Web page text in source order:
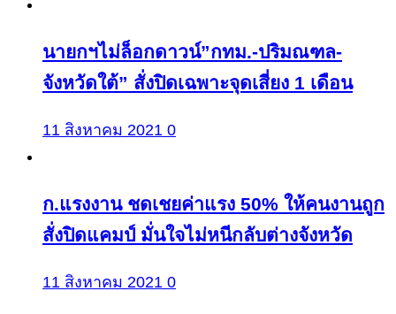
นายกฯไม่ล็อกดาวน์”กทม.-ปริมณฑล-
จังหวัดใต้” สั่งปิดเฉพาะจุดเสี่ยง 1 เดือน
11 สิงหาคม 2021 0
ก.แรงงาน ชดเชยค่าแรง 50% ให้คนงานถูก
สั่งปิดแคมป์ มั่นใจไม่หนีกลับต่างจังหวัด
11 สิงหาคม 2021 0